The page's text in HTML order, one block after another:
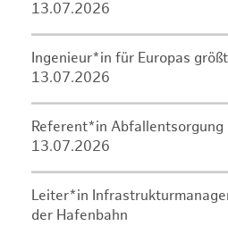
13.07.2026
Ingenieur*in für Europas
13.07.2026
Referent*in
13.07.2026
Leiter*in
der Hafenbahn